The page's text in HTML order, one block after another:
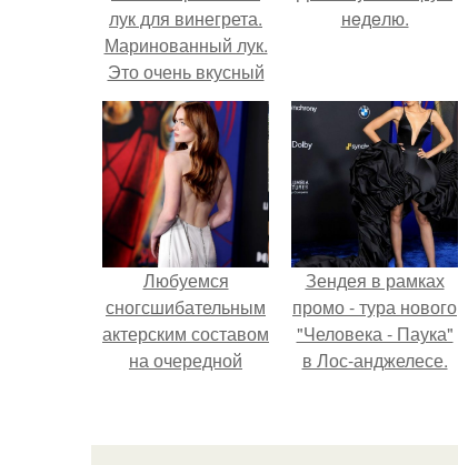
лук для винегрета.
Маринованный лук.
Это очень вкусный
маринованный лук,
подходит к салатам
(винегрет,
квашенная капуста
и. т. д), шашлыку,
первым блюдам,
грибам.
нeдeлю.
Любуемся
сногсшибательным
актерским составом
на очередной
Зендея в рамках
промо - тура нового
"Человека - Паука"
в Лос-анджелесе.